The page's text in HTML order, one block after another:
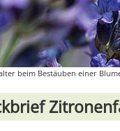
beim Bestäuben einer